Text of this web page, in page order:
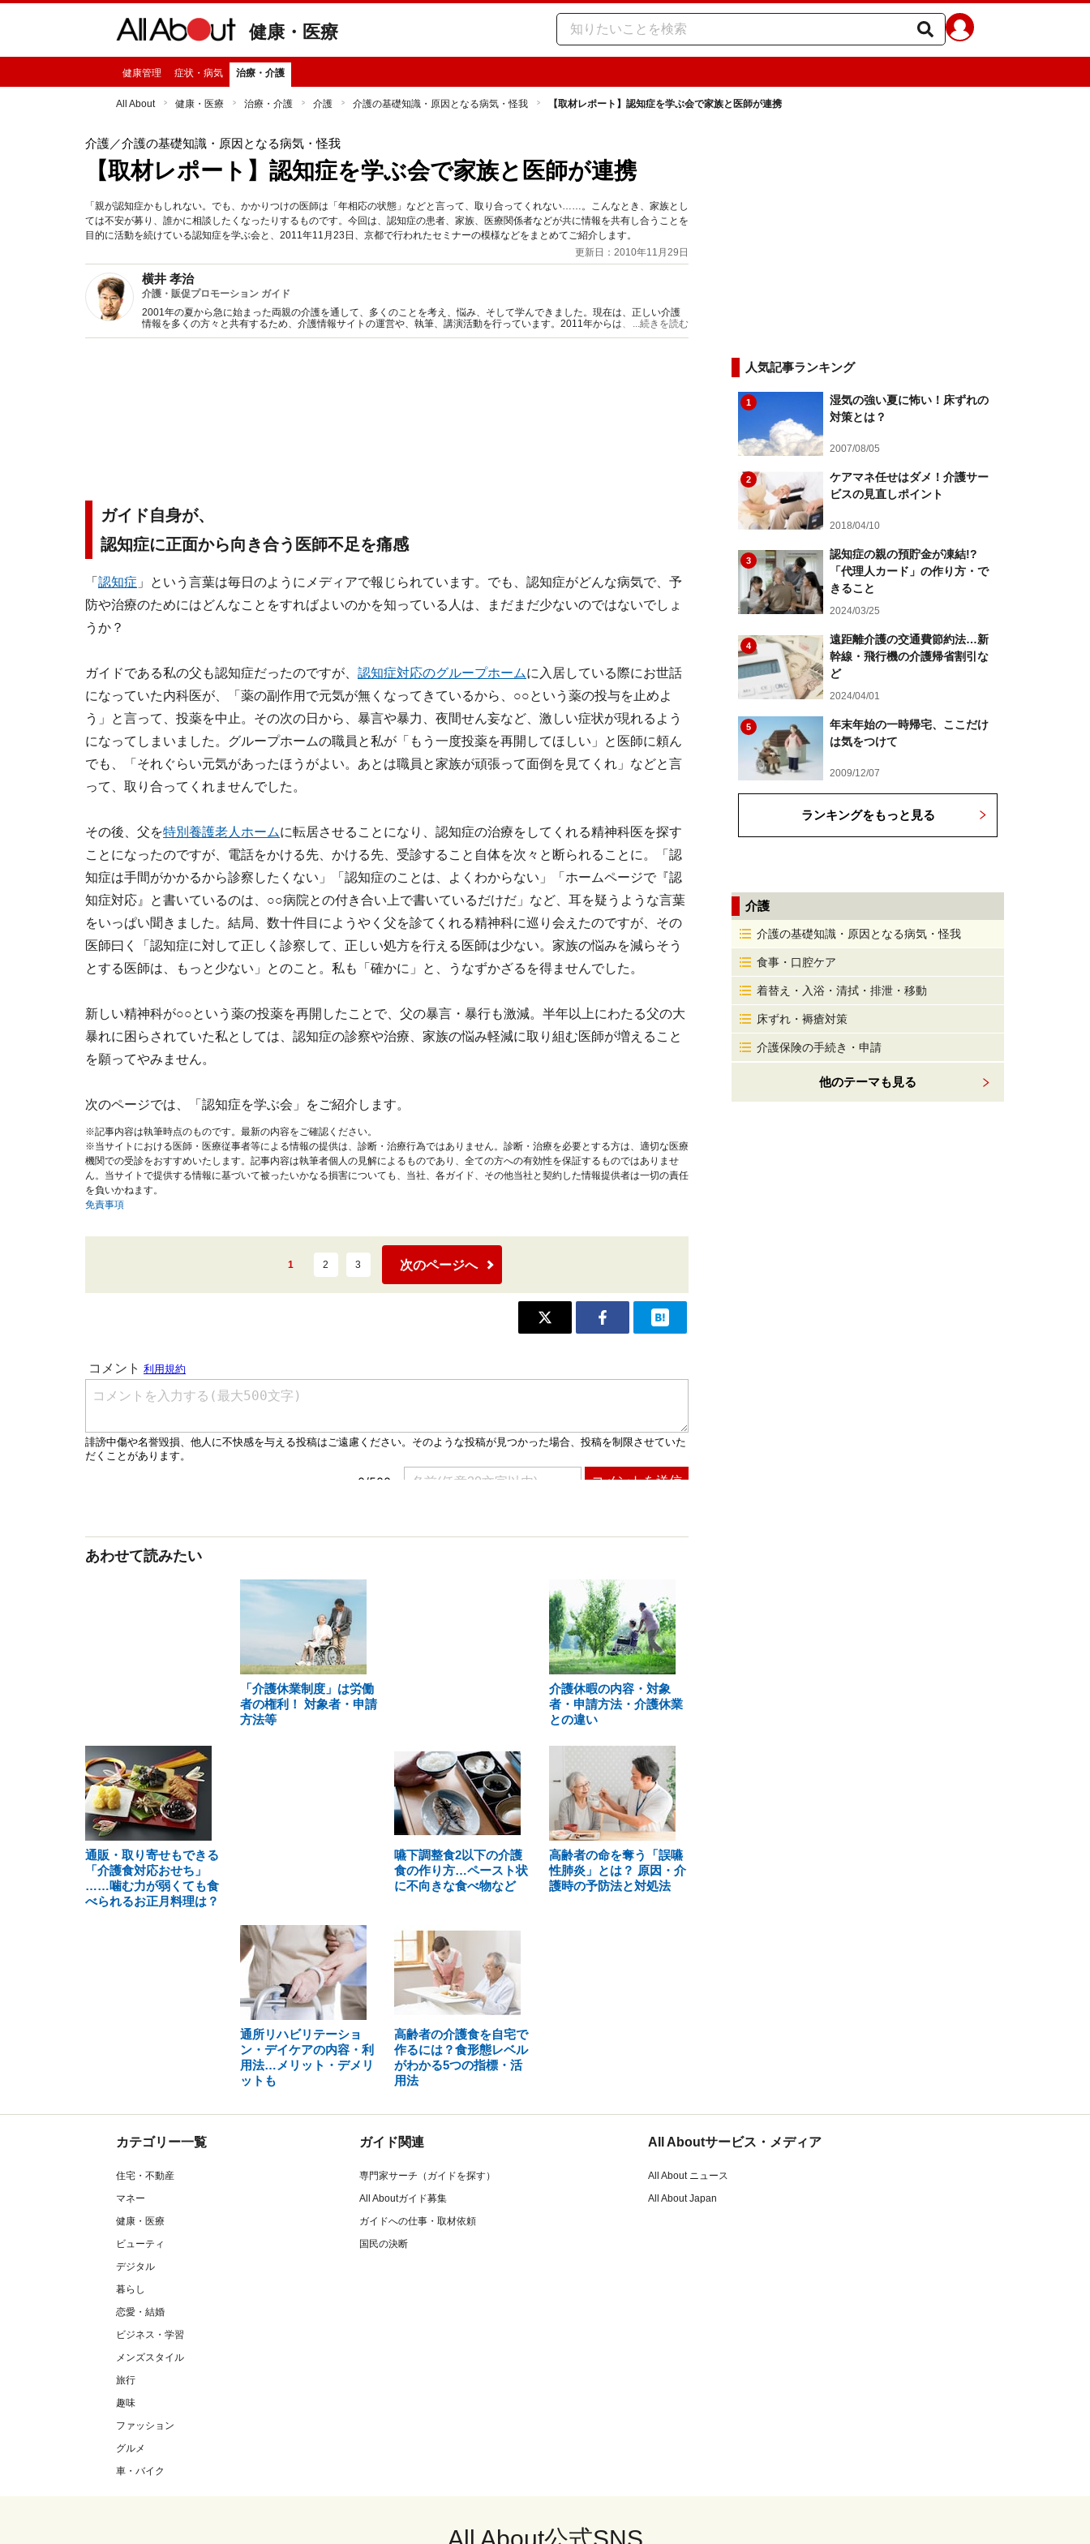
健康・医療
健康管理 症状・病気 治療・介護
All About 健康・医療 治療・介護 介護 介護の基礎知識・原因となる病気・怪我 【取材レポート】認知症を学ぶ会で家族と医師が連携
介護／介護の基礎知識・原因となる病気・怪我
【取材レポート】認知症を学ぶ会で家族と医師が連携
「親が認知症かもしれない。でも、かかりつけの医師は「年相応の状態」などと言って、取り合ってくれない……。こんなとき、家族とし
ては不安が募り、誰かに相談したくなったりするものです。今回は、認知症の患者、家族、医療関係者などが共に情報を共有し合うことを
目的に活動を続けている認知症を学ぶ会と、2011年11月23日、京都で行われたセミナーの模様などをまとめてご紹介します。
更新日：2010年11月29日
横井 孝治
介護・販促プロモーション ガイド
2001年の夏から急に始まった両親の介護を通して、多くのことを考え、悩み、そして学んできました。現在は、正しい介護
情報を多くの方々と共有するため、介護情報サイトの運営や、執筆、講演活動を行っています。2011年からは、20年以上の
キャリアをもとに「販促プロモーション」ガイドにも就任しました。
...続きを読む
ガイド自身が、
認知症に正面から向き合う医師不足を痛感
「 認知症 」という言葉は毎日のようにメディアで報じられています。でも、認知症がどんな病気で、予
防や治療のためにはどんなことをすればよいのかを知っている人は、まだまだ少ないのではないでしょ
うか？
ガイドである私の父も認知症だったのですが、 認知症対応のグループホームに入居している際にお世話
になっていた内科医が、「薬の副作用で元気が無くなってきているから、○○という薬の投与を止めよ
う」と言って、投薬を中止。その次の日から、暴言や暴力、夜間せん妄など、激しい症状が現れるよう
になってしまいました。グループホームの職員と私が「もう一度投薬を再開してほしい」と医師に頼ん
でも、「それぐらい元気があったほうがよい。あとは職員と家族が頑張って面倒を見てくれ」などと言
って、取り合ってくれませんでした。
その後、父を特別養護老人ホームに転居させることになり、認知症の治療をしてくれる精神科医を探す
ことになったのですが、電話をかける先、かける先、受診すること自体を次々と断られることに。「認
知症は手間がかかるから診察したくない」「認知症のことは、よくわからない」「ホームページで『認
知症対応』と書いているのは、○○病院との付き合い上で書いているだけだ」など、耳を疑うような言葉
をいっぱい聞きました。結局、数十件目にようやく父を診てくれる精神科に巡り会えたのですが、その
医師曰く「認知症に対して正しく診察して、正しい処方を行える医師は少ない。家族の悩みを減らそう
とする医師は、もっと少ない」とのこと。私も「確かに」と、うなずかざるを得ませんでした。
新しい精神科が○○という薬の投薬を再開したことで、父の暴言・暴行も激減。半年以上にわたる父の大
暴れに困らされていた私としては、認知症の診察や治療、家族の悩み軽減に取り組む医師が増えること
を願ってやみません。
次のページでは、「認知症を学ぶ会」をご紹介します。
※記事内容は執筆時点のものです。最新の内容をご確認ください。
※当サイトにおける医師・医療従事者等による情報の提供は、診断・治療行為ではありません。診断・治療を必要とする方は、適切な医療
機関での受診をおすすめいたします。記事内容は執筆者個人の見解によるものであり、全ての方への有効性を保証するものではありませ
ん。当サイトで提供する情報に基づいて被ったいかなる損害についても、当社、各ガイド、その他当社と契約した情報提供者は一切の責任
を負いかねます。
免責事項
1 2 3 次のページへ
あわせて読みたい
「介護休業制度」は労働
者の権利！ 対象者・申請
方法等
介護休暇の内容・対象
者・申請方法・介護休業
との違い
通販・取り寄せもできる
「介護食対応おせち」
……噛む力が弱くても食
べられるお正月料理は？
嚥下調整食2以下の介護
食の作り方…ペースト状
に不向きな食べ物など
高齢者の命を奪う「誤嚥
性肺炎」とは？ 原因・介
護時の予防法と対処法
通所リハビリテーショ
ン・デイケアの内容・利
用法…メリット・デメリ
ットも
高齢者の介護食を自宅で
作るには？食形態レベル
がわかる5つの指標・活
用法
人気記事ランキング
1
湿気の強い夏に怖い！床ずれの
対策とは？
2007/08/05
2
ケアマネ任せはダメ！介護サー
ビスの見直しポイント
2018/04/10
3
認知症の親の預貯金が凍結!?
「代理人カード」の作り方・で
きること
2024/03/25
4
遠距離介護の交通費節約法…新
幹線・飛行機の介護帰省割引な
ど
2024/04/01
5
年末年始の一時帰宅、ここだけ
は気をつけて
2009/12/07
ランキングをもっと見る
介護
介護の基礎知識・原因となる病気・怪我
食事・口腔ケア
着替え・入浴・清拭・排泄・移動
床ずれ・褥瘡対策
介護保険の手続き・申請
他のテーマも見る
カテゴリー一覧
住宅・不動産
マネー
健康・医療
ビューティ
デジタル
暮らし
恋愛・結婚
ビジネス・学習
メンズスタイル
旅行
趣味
ファッション
グルメ
車・バイク
ガイド関連
専門家サーチ（ガイドを探す）
All Aboutガイド募集
ガイドへの仕事・取材依頼
国民の決断
All Aboutサービス・メディア
All About ニュース
All About Japan